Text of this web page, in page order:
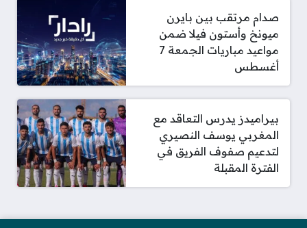
صدام مرتقب بين بايرن
ميونخ وأستون فيلا ضمن
مواعيد مباريات الجمعة 7
أغسطس
بيراميدز يدرس التعاقد مع
المغربي يوسف النصيري
لتدعيم صفوف الفريق في
الفترة المقبلة